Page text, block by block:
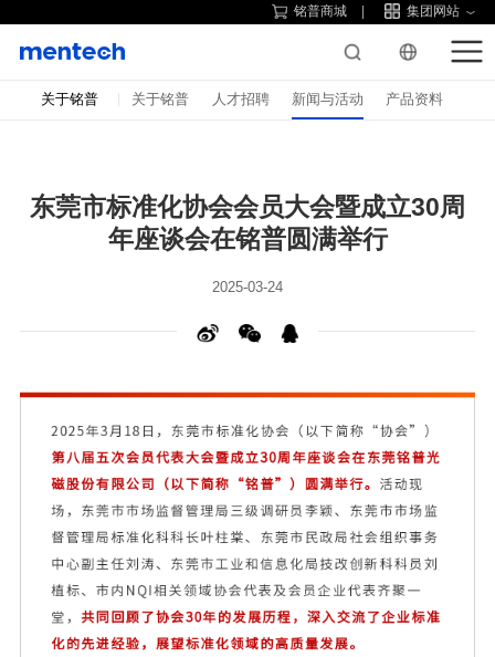
铭普商城 集团网站
关于铭普 关于铭普 人才招聘 新闻与活动 产品资料
年座谈会在铭普圆满举行
2025-03-24